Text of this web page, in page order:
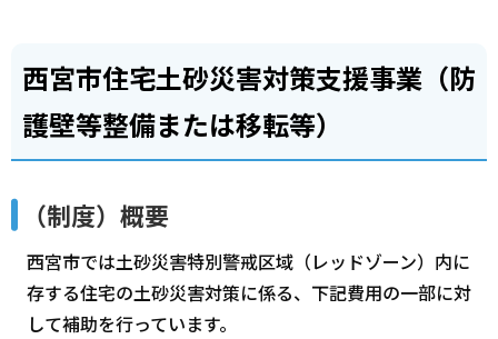
西宮市住宅土砂災害対策支援事業（防
護壁等整備または移転等）
（制度）概要
西宮市では土砂災害特別警戒区域（レッドゾーン）内に
存する住宅の土砂災害対策に係る、下記費用の一部に対
して補助を行っています。